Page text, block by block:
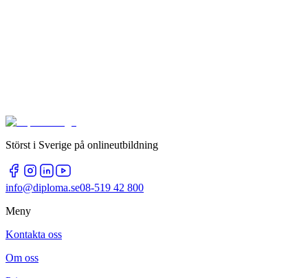
Störst i Sverige på onlineutbildning
info@diploma.se08-519 42 800
Meny
Kontakta oss
Om oss